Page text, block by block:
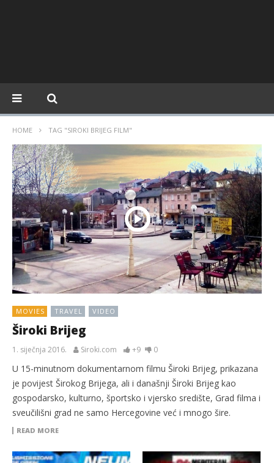
HOME TAG "SIROKI BRIJEG FILM"
MOVIES TRAVEL VIDEO
Široki Brijeg
1. siječnja 2016. Siroki.com +9 0
U 15-minutnom dokumentarnom filmu Široki Brijeg, prikazana
je povijest Širokog Brijega, ali i današnji Široki Brijeg kao
gospodarsko, kulturno, športsko i vjersko središte, Grad filma i
sveučilišni grad ne samo Hercegovine već i mnogo šire.
READ MORE